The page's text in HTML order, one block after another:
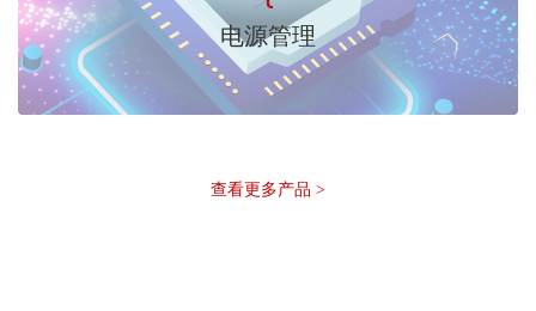
电源管理
查看更多产品 >